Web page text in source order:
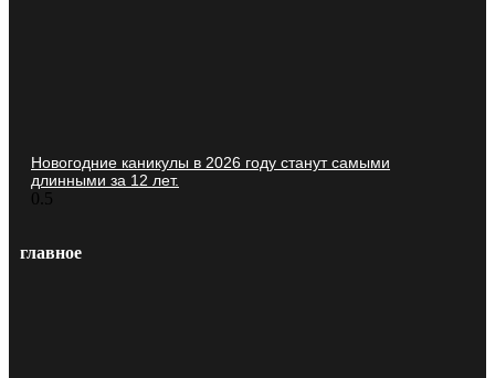
Новогодние каникулы в 2026 году станут самыми
длинными за 12 лет.
главное